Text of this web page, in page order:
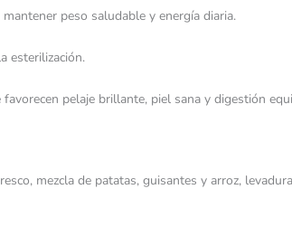
peso saludable y energía diaria.
esterilización.
pelaje brillante, piel sana y digestión
mezcla de patatas, guisantes y arroz,